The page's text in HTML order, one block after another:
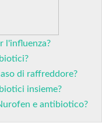
l'influenza?
di raffreddore?
insieme?
e antibiotico?